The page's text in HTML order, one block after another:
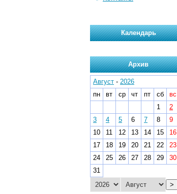
Календарь
Архив
Август - 2026
пн
вт ср чт пт сб
вс
1
2
3
4 5 6 7 8
9
10
11 12 13 14 15
16
17
18 19 20 21 22
23
24
25 26 27 28 29
30
31
>